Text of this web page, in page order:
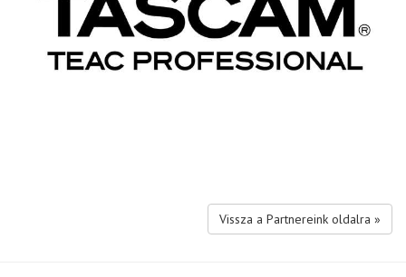
Vissza a Partnereink oldalra »